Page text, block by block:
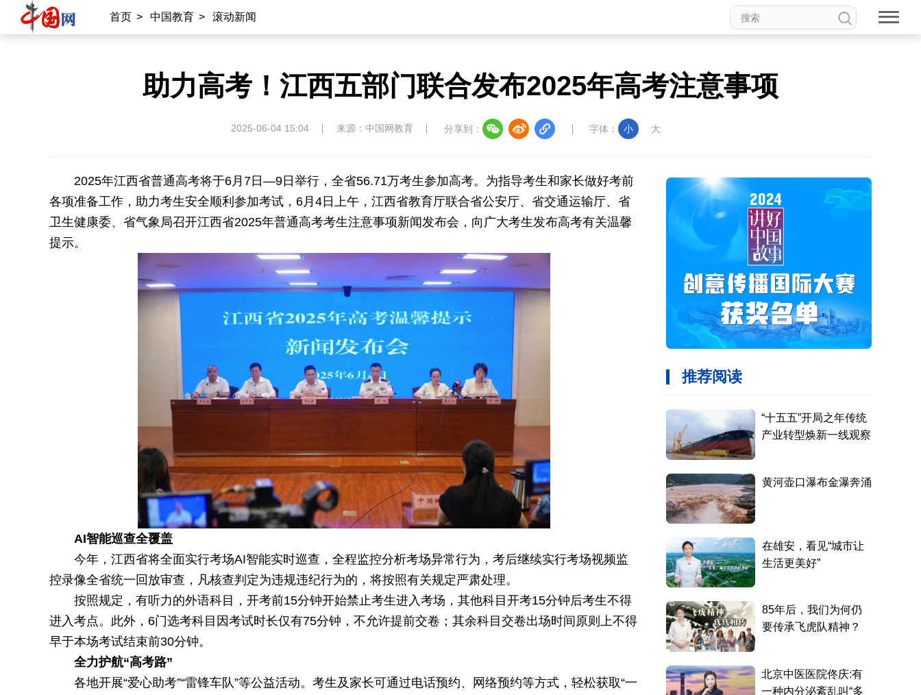
首页 > 中国教育 > 滚动新闻
助力高考！江西五部门联合发布2025年高考注意事项
2025-06-04 15:04 来源：中国网教育 分享到： 字体： 小 大
2025年江西省普通高考将于6月7日—9日举行，全省56.71万考生参加高考。为指导考生和家长做好考前
各项准备工作，助力考生安全顺利参加考试，6月4日上午，江西省教育厅联合省公安厅、省交通运输厅、省
卫生健康委、省气象局召开江西省2025年普通高考考生注意事项新闻发布会，向广大考生发布高考有关温馨
提示。
AI智能巡查全覆盖
今年，江西省将全面实行考场AI智能实时巡查，全程监控分析考场异常行为，考后继续实行考场视频监
控录像全省统一回放审查，凡核查判定为违规违纪行为的，将按照有关规定严肃处理。
按照规定，有听力的外语科目，开考前15分钟开始禁止考生进入考场，其他科目开考15分钟后考生不得
进入考点。此外，6门选考科目因考试时长仅有75分钟，不允许提前交卷；其余科目交卷出场时间原则上不得
早于本场考试结束前30分钟。
全力护航“高考路”
各地开展“爱心助考”“雷锋车队”等公益活动。考生及家长可通过电话预约、网络预约等方式，轻松获取“一